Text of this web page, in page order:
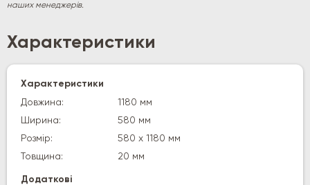
наших менеджерів.
Характеристики
Характеристики
Довжина:
1180 мм
Ширина:
580 мм
Розмір:
580 х 1180 мм
Товщина:
20 мм
Додаткові